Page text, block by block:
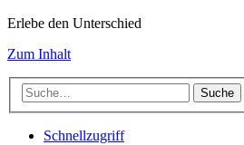
Erlebe den Unterschied
Zum Inhalt
Suche
Schnellzugriff